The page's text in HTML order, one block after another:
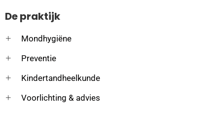
De praktijk
Mondhygiëne
Preventie
Kindertandheelkunde
Voorlichting & advies